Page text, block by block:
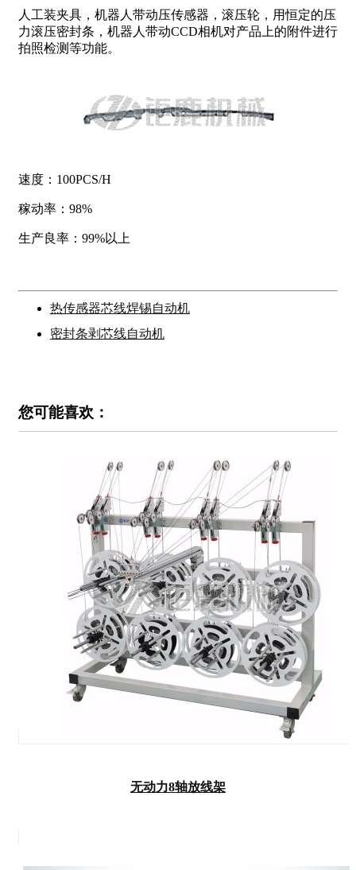
人工装夹具，机器人带动压传感器，滚压轮，用恒定的压
力滚压密封条，机器人带动CCD相机对产品上的附件进行
拍照检测等功能。
速度：100PCS/H
稼动率：98%
生产良率：99%以上
热传感器芯线焊锡自动机
密封条剥芯线自动机
您可能喜欢：
无动力8轴放线架